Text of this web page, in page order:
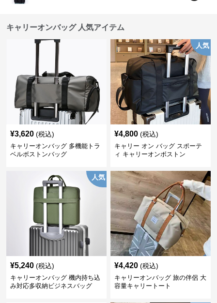
キャリーオンバッグ 人気アイテム
¥3,620 (税込)
キャリーオンバッグ 多機能トラ
ベルボストンバッグ
人気
¥4,800 (税込)
キャリー オン バッグ スポーテ
ィ キャリーオンボストン
人気
¥5,240 (税込)
キャリーオンバッグ 機内持ち込
み対応多収納ビジネスバッグ
¥4,420 (税込)
キャリーオンバッグ 旅の伴侶 大
容量キャリートート